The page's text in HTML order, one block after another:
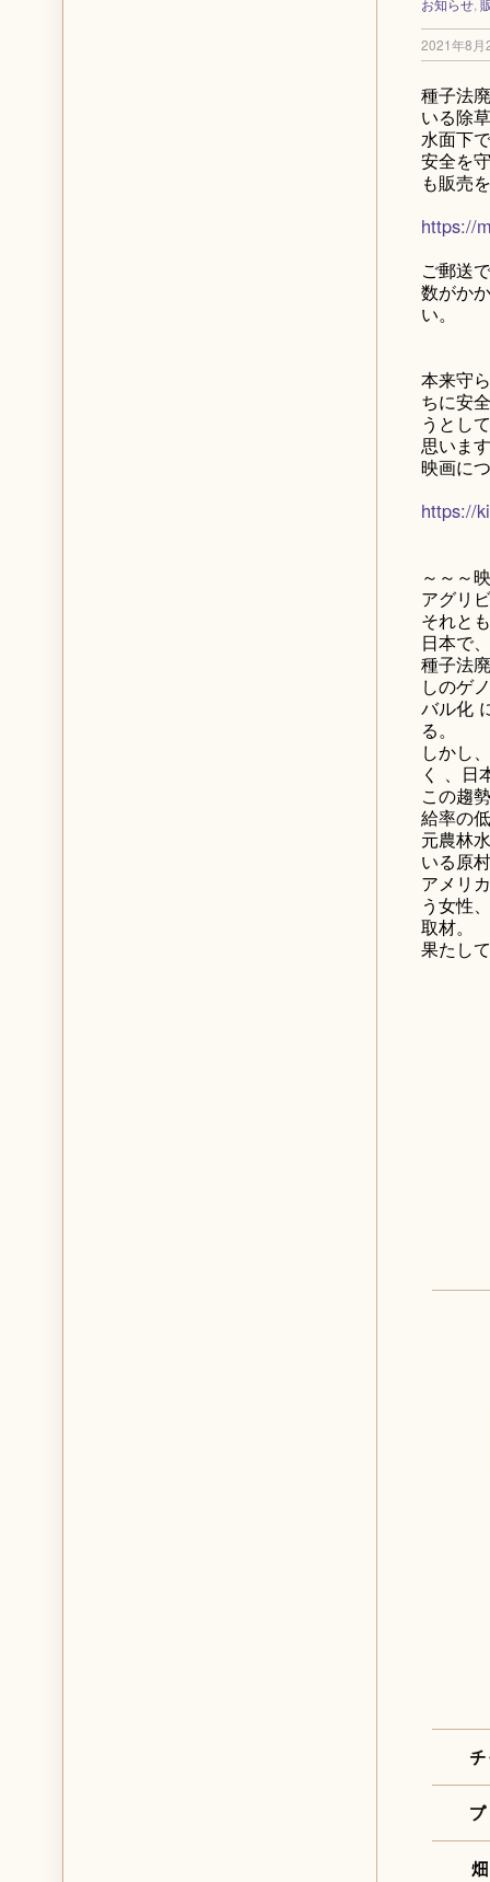
お知らせ,
2021年8月
種子法
いる除
水面下
安全を
も販売
https://
ご郵送
数がか
い。
本来守
ちに安
うとし
思いま
映画に
https://
～～～
アグリ
それと
日本で
種子法
しのゲ
バル化
る。
しかし
く 、日
この趨
給率の
元農林
いる原
アメリ
う女性
取材。
果たし